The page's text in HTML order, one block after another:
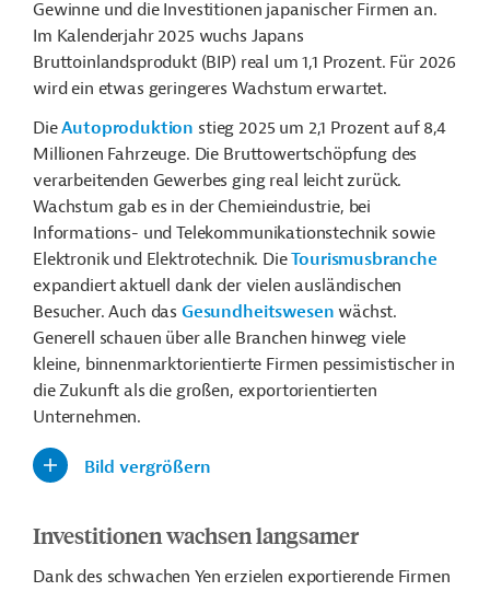
Gewinne und die Investitionen japanischer Firmen an.
Im Kalenderjahr 2025 wuchs Japans
Bruttoinlandsprodukt (BIP) real um 1,1 Prozent. Für 2026
wird ein etwas geringeres Wachstum erwartet.
DieAutoproduktion stieg 2025 um 2,1 Prozent auf 8,4
Millionen Fahrzeuge. Die Bruttowertschöpfung des
verarbeitenden Gewerbes ging real leicht zurück.
Wachstum gab es in der Chemieindustrie, bei
Informations- und Telekommunikationstechnik sowie
Elektronik und Elektrotechnik. DieTourismusbranche
expandiert aktuell dank der vielen ausländischen
Besucher. Auch das Gesundheitswesen wächst.
Generell schauen über alle Branchen hinweg viele
kleine, binnenmarktorientierte Firmen pessimistischer in
die Zukunft als die großen, exportorientierten
Unternehmen.
Bild vergrößern
Investitionen wachsen langsamer
Dank des schwachen Yen erzielen exportierende Firmen